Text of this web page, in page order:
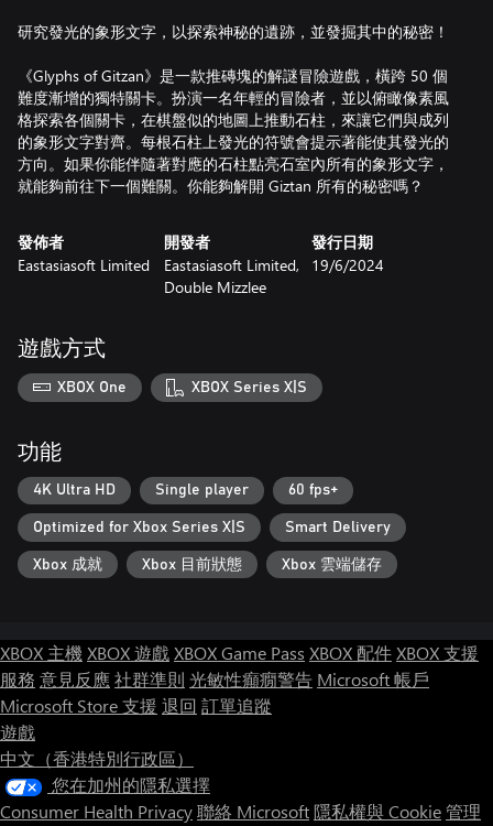
研究發光的象形文字，以探索神秘的遺跡，並發掘其中的秘密！
《Glyphs of Gitzan》是一款推磚塊的解謎冒險遊戲，橫跨 50 個
難度漸增的獨特關卡。扮演一名年輕的冒險者，並以俯瞰像素風
格探索各個關卡，在棋盤似的地圖上推動石柱，來讓它們與成列
的象形文字對齊。每根石柱上發光的符號會提示著能使其發光的
方向。如果你能伴隨著對應的石柱點亮石室內所有的象形文字，
就能夠前往下一個難關。你能夠解開 Giztan 所有的秘密嗎？
發佈者
Eastasiasoft Limited
開發者
Eastasiasoft Limited,
Double Mizzlee
發行日期
19/6/2024
遊戲方式
XBOX One XBOX Series X|S
功能
4K Ultra HD Single player 60 fps+
Optimized for Xbox Series X|S Smart Delivery
Xbox 成就 Xbox 目前狀態 Xbox 雲端儲存
XBOX 主機XBOX 遊戲XBOX Game Pass XBOX 配件XBOX 支援
服務 意見反應社群準則 光敏性癲癇警告 Microsoft 帳戶
Microsoft Store 支援 退回 訂單追蹤
遊戲
中文（香港特別行政區）
您在加州的隱私選擇
Consumer Health Privacy聯絡 Microsoft隱私權與 Cookie管理